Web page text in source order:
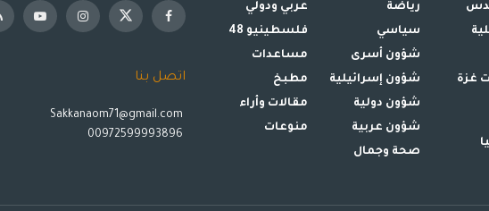
غزة
رياضة
سياسي
شؤون أسرى
شؤون إسرائيلية
شؤون دولية
شؤون عربية
صحة وجمال
عربي ودولي
فلسطينيو 48
مساعدات
مطبخ
مقالات وأراء
منوعات
اتصل بنا
Sakkanaom71@gmail.com